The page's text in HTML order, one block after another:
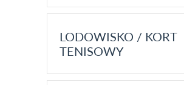
LODOWISKO / KORT
TENISOWY